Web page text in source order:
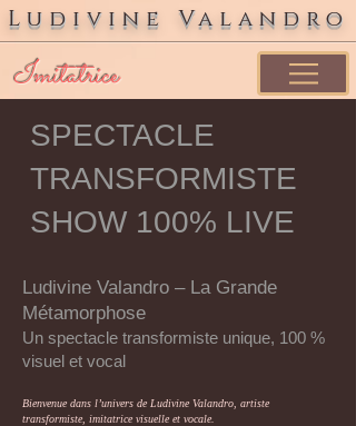
Ludivine Valandro
Imitatrice
SPECTACLE
TRANSFORMISTE
SHOW 100% LIVE
Ludivine Valandro – La Grande
Métamorphose
Un spectacle transformiste unique, 100 %
visuel et vocal
Bienvenue dans l’univers de Ludivine Valandro, artiste
transformiste, imitatrice visuelle et vocale.